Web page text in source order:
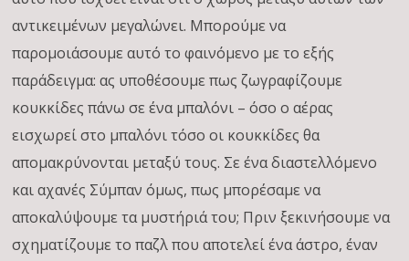
αντικειμένων μεγαλώνει. Μπορούμε να
παρομοιάσουμε αυτό το φαινόμενο με το εξής
παράδειγμα: ας υποθέσουμε πως ζωγραφίζουμε
κουκκίδες πάνω σε ένα μπαλόνι – όσο ο αέρας
εισχωρεί στο μπαλόνι τόσο οι κουκκίδες θα
απομακρύνονται μεταξύ τους. Σε ένα διαστελλόμενο
και αχανές Σύμπαν όμως, πως μπορέσαμε να
αποκαλύψουμε τα μυστήριά του; Πριν ξεκινήσουμε να
σχηματίζουμε το παζλ που αποτελεί ένα άστρο, έναν